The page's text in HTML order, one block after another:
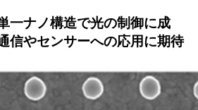
一ナノ構造で光の制御に成
やセンサーへの応用に期待